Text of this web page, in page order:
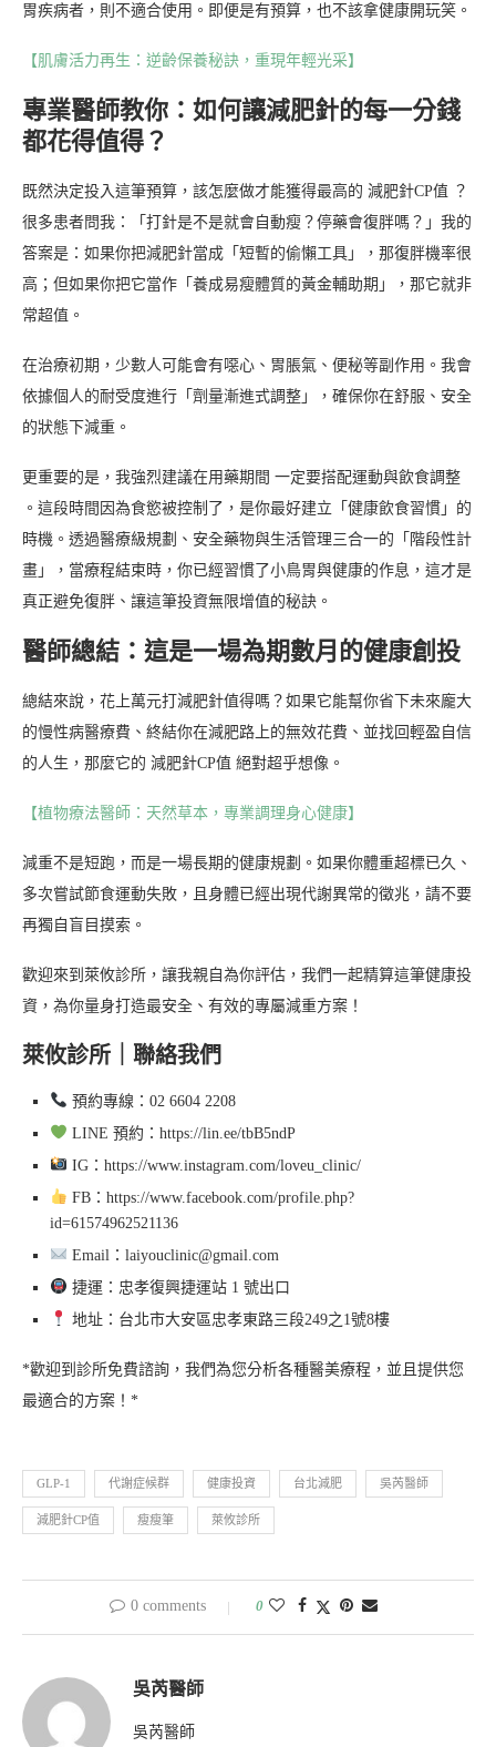
胃疾病者，則不適合使用。即便是有預算，也不該拿健康開玩笑。
【肌膚活力再生：逆齡保養秘訣，重現年輕光采】
專業醫師教你：如何讓減肥針的每一分錢
都花得值得？
既然決定投入這筆預算，該怎麼做才能獲得最高的 減肥針CP值 ？
很多患者問我：「打針是不是就會自動瘦？停藥會復胖嗎？」我的
答案是：如果你把減肥針當成「短暫的偷懶工具」，那復胖機率很
高；但如果你把它當作「養成易瘦體質的黃金輔助期」，那它就非
常超值。
在治療初期，少數人可能會有噁心、胃脹氣、便秘等副作用。我會
依據個人的耐受度進行「劑量漸進式調整」，確保你在舒服、安全
的狀態下減重。
更重要的是，我強烈建議在用藥期間 一定要搭配運動與飲食調整
。這段時間因為食慾被控制了，是你最好建立「健康飲食習慣」的
時機。透過醫療級規劃、安全藥物與生活管理三合一的「階段性計
畫」，當療程結束時，你已經習慣了小鳥胃與健康的作息，這才是
真正避免復胖、讓這筆投資無限增值的秘訣。
醫師總結：這是一場為期數月的健康創投
總結來說，花上萬元打減肥針值得嗎？如果它能幫你省下未來龐大
的慢性病醫療費、終結你在減肥路上的無效花費、並找回輕盈自信
的人生，那麼它的 減肥針CP值 絕對超乎想像。
【植物療法醫師：天然草本，專業調理身心健康】
減重不是短跑，而是一場長期的健康規劃。如果你體重超標已久、
多次嘗試節食運動失敗，且身體已經出現代謝異常的徵兆，請不要
再獨自盲目摸索。
歡迎來到萊攸診所，讓我親自為你評估，我們一起精算這筆健康投
資，為你量身打造最安全、有效的專屬減重方案！
萊攸診所｜聯絡我們
預約專線：02 6604 2208
LINE 預約：https://lin.ee/tbB5ndP
IG：https://www.instagram.com/loveu_clinic/
FB：https://www.facebook.com/profile.php?
id=61574962521136
Email：laiyouclinic@gmail.com
捷運：忠孝復興捷運站 1 號出口
地址：台北市大安區忠孝東路三段249之1號8樓
*歡迎到診所免費諮詢，我們為您分析各種醫美療程，並且提供您
最適合的方案！*
GLP-1 代謝症候群 健康投資 台北減肥 吳芮醫師
減肥針CP值 瘦瘦筆 萊攸診所
0 comments 0
吳芮醫師
吳芮醫師